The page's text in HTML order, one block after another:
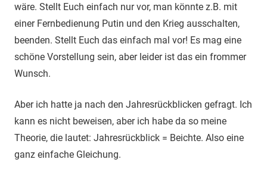
wäre. Stellt Euch einfach nur vor, man könnte z.B. mit
einer Fernbedienung Putin und den Krieg ausschalten,
beenden. Stellt Euch das einfach mal vor! Es mag eine
schöne Vorstellung sein, aber leider ist das ein frommer
Wunsch.
Aber ich hatte ja nach den Jahresrückblicken gefragt. Ich
kann es nicht beweisen, aber ich habe da so meine
Theorie, die lautet: Jahresrückblick = Beichte. Also eine
ganz einfache Gleichung.